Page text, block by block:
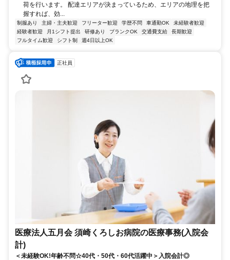
荷を行います。 配達エリアが決まっているため、エリアの地理を把
握すれば、効...
制服あり 主婦・主夫歓迎 フリーター歓迎 学歴不問 車通勤OK
未経験者歓迎
経験者歓迎
月1シフト提出 研修あり ブランクOK 交通費支給
長期歓迎
フルタイム歓迎
シフト制 週4日以上OK
正社員
医療法人五月会 須崎くろしお病院の医療事務(入院会
計)
＜未経験OK!年齢不問☆40代・50代・60代活躍中＞入院会計◎